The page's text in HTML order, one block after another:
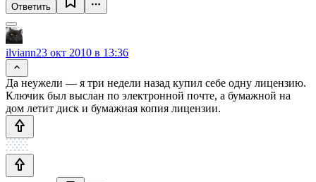
Ответить
ilviann23 окт 2010 в 13:36
Да неужели — я три недели назад купил себе одну лицензию.
Ключик был выслан по электронной почте, а бумажной на
дом летит диск и бумажная копия лицензии.